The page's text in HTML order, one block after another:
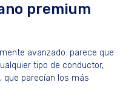
premium
avanzado: parece que
tipo de conductor,
que parecían los más